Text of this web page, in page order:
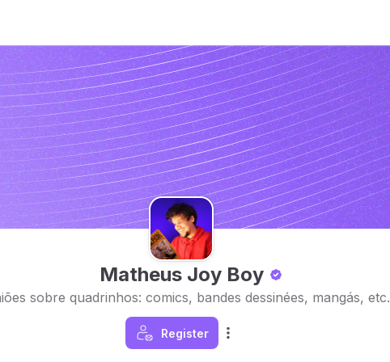
Matheus Joy Boy
sobre quadrinhos: comics, bandes dessinées, mangás, etc.
Register